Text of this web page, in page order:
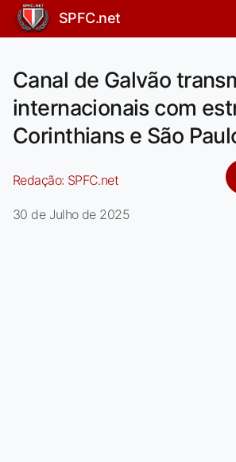
SPFC.net
Canal de Galvão
internacionais com
Corinthians e São
Redação: SPFC.net
30 de Julho de 2025